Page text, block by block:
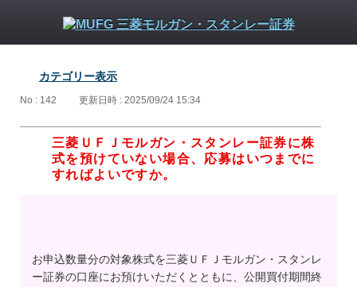
カテゴリー表示
No : 142 更新日時 : 2025/09/24 15:34
三菱ＵＦＪモルガン・スタンレー証券に株
式を預けていない場合、応募はいつまでに
すればよいですか。
お申込数量分の対象株式を三菱ＵＦＪモルガン・スタンレ
ー証券の口座にお預けいただくとともに、公開買付期間終